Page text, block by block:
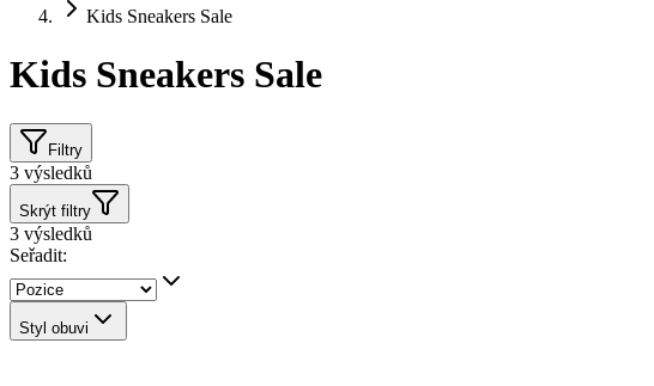
Kids Sneakers Sale
Kids Sneakers Sale
Filtry
3 výsledků
Skrýt filtry
3 výsledků
Seřadit:
Styl obuvi